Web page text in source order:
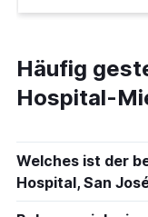
Häufig
Hospital-
Welches ist der
Hospital, San